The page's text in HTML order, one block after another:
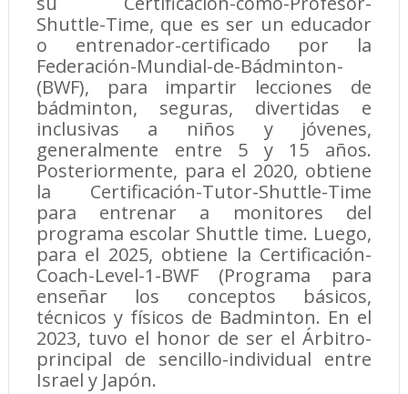
Shuttle-Time, que es ser un educador
o entrenador-certificado por la
Federación-Mundial-de-Bádminton-
(BWF), para impartir lecciones de
bádminton, seguras, divertidas e
inclusivas a niños y jóvenes,
generalmente entre 5 y 15 años.
Posteriormente, para el 2020, obtiene
la Certificación-Tutor-Shuttle-Time
para entrenar a monitores del
programa escolar Shuttle time. Luego,
para el 2025, obtiene la Certificación-
Coach-Level-1-BWF (Programa para
enseñar los conceptos básicos,
técnicos y físicos de Badminton. En el
2023, tuvo el honor de ser el Árbitro-
principal de sencillo-individual entre
Israel y Japón.